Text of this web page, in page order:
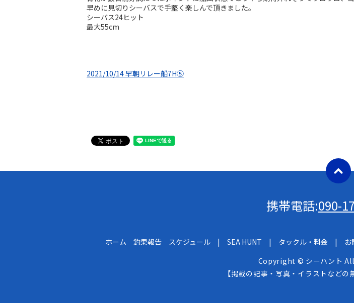
早めに見切りシーバスで手堅く楽しんで頂きました。
シーバス24ヒット
最大55cm
2021/10/14 早朝リレー船7H⑤
携帯電話:090-
ホーム 釣果報告 スケジュール SEA HUNT タックル・料金
Copyright © シーハント
【掲載の記事・写真・イラストなどの